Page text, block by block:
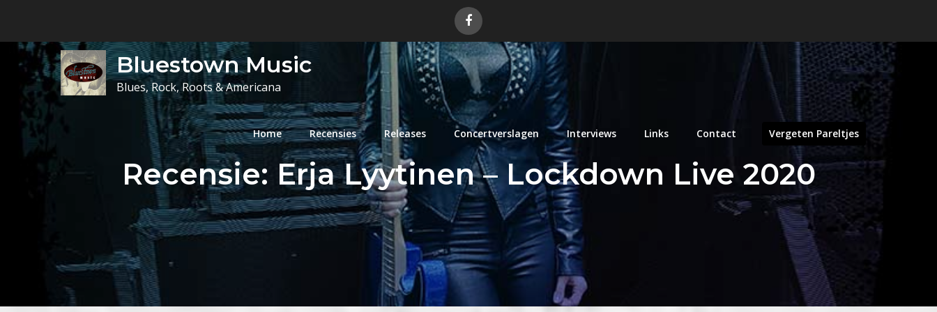
content
Bluestown Music
Blues, Rock, Roots & Americana
Home Recensies Releases Concertverslagen Interviews Links Contact Vergeten Pareltjes
Recensie: Erja Lyytinen – Lockdown Live 2020